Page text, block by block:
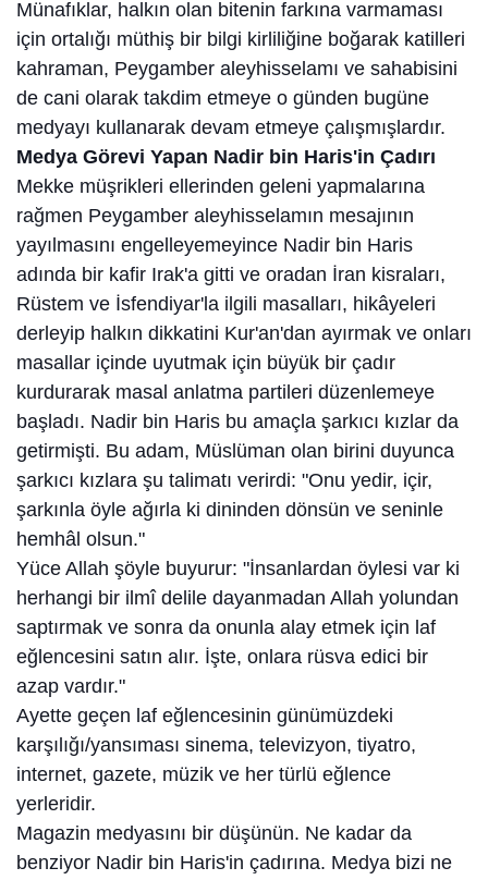
Münafıklar, halkın olan bitenin farkına varmaması
için ortalığı müthiş bir bilgi kirliliğine boğarak katilleri
kahraman, Peygamber aleyhisselamı ve sahabisini
de cani olarak takdim etmeye o günden bugüne
medyayı kullanarak devam etmeye çalışmışlardır.
Medya Görevi Yapan Nadir bin Haris'in Çadırı
Mekke müşrikleri ellerinden geleni yapmalarına
rağmen Peygamber aleyhisselamın mesajının
yayılmasını engelleyemeyince Nadir bin Haris
adında bir kafir Irak'a gitti ve oradan İran kisraları,
Rüstem ve İsfendiyar'la ilgili masalları, hikâyeleri
derleyip halkın dikkatini Kur'an'dan ayırmak ve onları
masallar içinde uyutmak için büyük bir çadır
kurdurarak masal anlatma partileri düzenlemeye
başladı. Nadir bin Haris bu amaçla şarkıcı kızlar da
getirmişti. Bu adam, Müslüman olan birini duyunca
şarkıcı kızlara şu talimatı verirdi: "Onu yedir, içir,
şarkınla öyle ağırla ki dininden dönsün ve seninle
hemhâl olsun."
Yüce Allah şöyle buyurur: "İnsanlardan öylesi var ki
herhangi bir ilmî delile dayanmadan Allah yolundan
saptırmak ve sonra da onunla alay etmek için laf
eğlencesini satın alır. İşte, onlara rüsva edici bir
azap vardır."
Ayette geçen laf eğlencesinin günümüzdeki
karşılığı/yansıması sinema, televizyon, tiyatro,
internet, gazete, müzik ve her türlü eğlence
yerleridir.
Magazin medyasını bir düşünün. Ne kadar da
benziyor Nadir bin Haris'in çadırına. Medya bizi ne